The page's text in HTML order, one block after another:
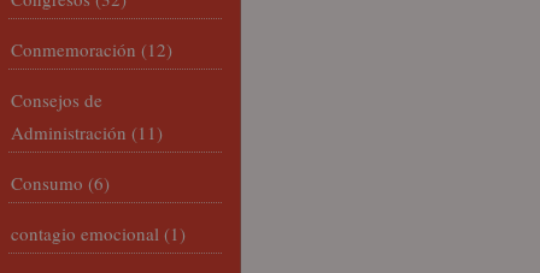
Conmemoración (12)
Consejos de
Administración (11)
Consumo (6)
contagio emocional (1)